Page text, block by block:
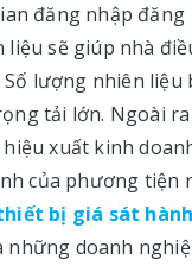
đăng nhập đăng
liệu sẽ giúp nhà
lượng nhiên liệu
tải lớn. Ngoài
xuất kinh
của phương tiện
bị giá sát hành
những doanh